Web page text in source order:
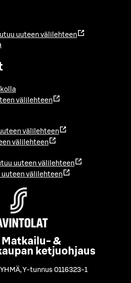
uuteen välilehteen
välilehteen
välilehteen
välilehteen
uuteen välilehteen
uuteen välilehteen
Matkailu- &
ketjuohjaus
,Y-tunnus 0116323-1